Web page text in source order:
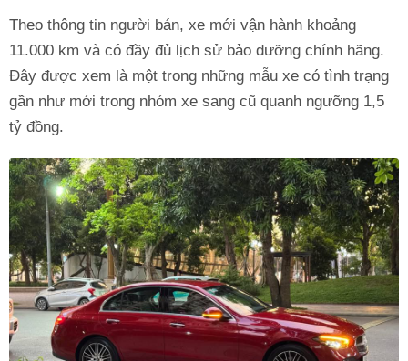
Theo thông tin người bán, xe mới vận hành khoảng
11.000 km và có đầy đủ lịch sử bảo dưỡng chính hãng.
Đây được xem là một trong những mẫu xe có tình trạng
gần như mới trong nhóm xe sang cũ quanh ngưỡng 1,5
tỷ đồng.